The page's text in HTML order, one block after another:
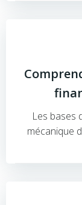
Les bases
mécanique